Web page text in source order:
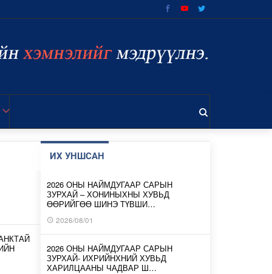
ИХ УНШСАН
2026 ОНЫ НАЙМДУГААР САРЫН
ЗУРХАЙ – ХОНИНЫХНЫ ХУВЬД
ӨӨРИЙГӨӨ ШИНЭ ТҮВШИ…
2026/08/01
2026 ОНЫ НАЙМДУГААР САРЫН
ЗУРХАЙ- ИХРИЙНХНИЙ ХУВЬД
ХАРИЛЦААНЫ ЧАДВАР Ш…